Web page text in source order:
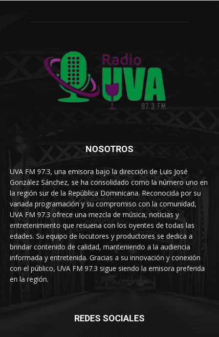
NOSOTROS
UVA FM 97.3, una emisora bajo la dirección de Luis José
González Sánchez, se ha consolidado como la número uno en
la región sur de la República Dominicana. Reconocida por su
variada programación y su compromiso con la comunidad,
UVA FM 97.3 ofrece una mezcla de música, noticias y
entretenimiento que resuena con los oyentes de todas las
edades. Su equipo de locutores y productores se dedica a
brindar contenido de calidad, manteniendo a la audiencia
informada y entretenida. Gracias a su innovación y conexión
con el público, UVA FM 97.3 sigue siendo la emisora preferida
en la región.
REDES SOCIALES